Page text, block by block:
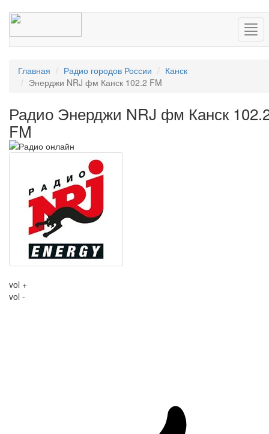
Главная Радио городов России
Канск
Энерджи NRJ фм Канск 102.2 FM
Радио Энерджи NRJ фм Канск
FM
vol +
vol -